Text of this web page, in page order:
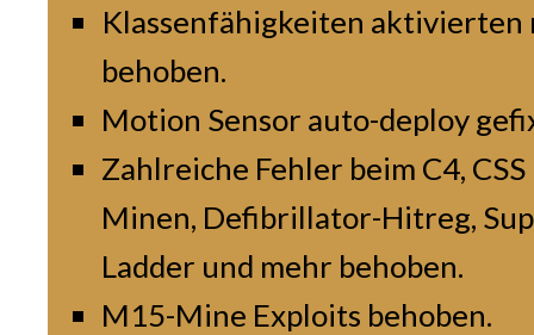
Klassenfähigkeiten
behoben.
Motion Sensor auto-deploy
Zahlreiche Fehler beim C4,
Minen, Defibrillator-Hitreg,
Ladder und mehr behoben.
M15-Mine Exploits behoben.